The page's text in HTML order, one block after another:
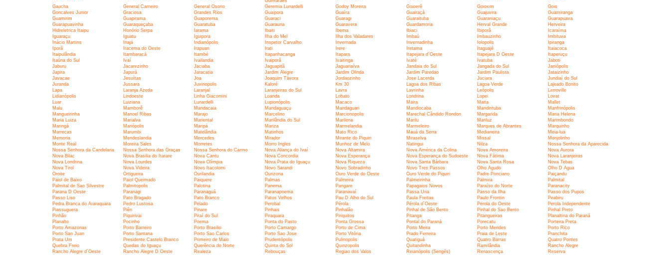
Gaucha
General Carneiro General Osorio Geremia Lunardelli Godoy Moreira Goioerê Goioxim
Gois
Goncalves Junior
Graciosa Grandes Rios Guaipora Guaíra Guairaçá Guajuvira
Guamiranga
Guamirim
Guapirama Guaporema Guaraci Guaragi Guaraituba Guaraniaçu
Guarapuava
Guarapuavinha
Guaraqueçaba Guaratuba Guarauna Guaravera Guardamoria Herval Grande
Herveira
Hidreletrica Itaipu
Honório Serpa Iarama Ibaiti Ibema Ibiaci Ibiporã
Icaraíma
Iguaraçu
Iguatu Iguipora Ilha do Mel Ilha dos Valadares Imbaú Imbauzinho
Imbituva
Inácio Martins
Inajá Indianópolis Inspetor Carvalho Invernada Invernadinha Iolopolis
Ipiranga
Iporã
Iracema do Oeste Irapuan Irati Irere Iretama Itaguajé
Itaiacoca
Itaipulândia
Itambaracá Itambé Itapanhacanga Itapara Itapejara d´Oeste Itapejara D Oeste
Itaperuçu
Itaúna do Sul
Ivaí Ivailandia Ivaiporã Ivaitinga Ivaté Ivatuba
Jaboti
Jaburu
Jacarezinho Jaciaba Jaguapitã Jaguariaíva Jandaia do Sul Jangada do Sul
Janiópolis
Japira
Japurá Jaracatia Jardim Alegre Jardim Olinda Jardim Paredao Jardim Paulista
Jataizinho
Javacae
Jesuítas Joa Joaquim Távora Jordaozinho Jose Lacerda Juciara
Jundiaí do Sul
Juranda
Jussara Juvinopolis Kaloré Km 30 Lagoa dos Ribas Lagoa Verde
Lajeado Bonito
Lapa
Laranja Azeda Laranjal Laranjeiras do Sul Lavra Lavrinha Leópolis
Lerroville
Lidianópolis
Lindoeste Linha Giacomini Loanda Lobato Londrina Lopei
Lovat
Luar
Luiziana Lunardelli Lupionópolis Macaco Maira Maita
Mallet
Malu
Mamborê Mandacaia Mandaguaçu Mandaguari Mandiocaba Mandirituba
Manfrinópolis
Mangueirinha
Manoel Ribas Marajo Marcelino Marcionopolis Marechal Cândido Rondon Margarida
Maria Helena
Maria Luiza
Marialva Mariental Marilândia do Sul Marilena Marilu Mariluz
Marimbondo
Maringá
Mariópolis Maripá Mariza Marmelandia Marmeleiro Marques de Abrantes
Marquinho
Marrecas
Marumbi Matelândia Matinhos Mato Rico Mauá da Serra Medianeira
Meia-lua
Memoria
Mendeslandia Mercedes Mirador Mirante do Piquiri Miraselva Missal
Monjolinho
Monte Real
Moreira Sales Morretes Morro Ingles Munhoz de Melo Natingui Nilza
Nossa Senhora da Aparecida
Nossa Senhora da Candelaria
Nossa Senhora das Graças Nossa Senhora do Carmo Nova Aliança do Ivaí Nova Altamira Nova América da Colina Nova Amoreira
Nova Aurora
Nova Bilac
Nova Brasilia do Itarare Nova Cantu Nova Concordia Nova Esperança Nova Esperança do Sudoeste Nova Fátima
Nova Laranjeiras
Nova Londrina
Nova Lourdes Nova Olímpia Nova Prata do Iguaçu Nova Riqueza Nova Santa Bárbara Nova Santa Rosa
Nova Tebas
Nova Tirol
Nova Videira Novo Itacolomi Novo Sarandi Novo Sobradinho Novo Tres Passos Olho Agudo
Olho D Agua
Oroite
Ortigueira Ourilandia Ourizona Ouro Verde do Oeste Ouro Verde do Piquiri Padre Ponciano
Paiçandu
Paiol de Baixo
Paiol Queimado Paiquere Palmas Palmeira Palmeirinha Palmira
Palmital
Palmital de Sao Silvestre
Palmitopolis Palotina Panema Pangare Papagaios Novos Paraíso do Norte
Paranacity
Parana D Oeste
Paranagi Paranaguá Paranapoema Paranavaí Passa Una Passo da Ilha
Passo dos Pupos
Passo Liso
Pato Bragado Pato Branco Patos Velhos Pau D Alho do Sul Paula Freitas Paulo Frontin
Peabiru
Pedra Branca do Araraquara
Pedro Lustosa Pelado Perobal Pérola Pérola d´Oeste Perola do Oeste
Perola Independente
Piassuguera
Piên Pinare Pinhais Pinhalão Pinhal de São Bento Pinhal do Sao Bento
Pinhal Preto
Pinhão
Piquirivai Piraí do Sul Piraquara Piriquitos Pitanga Pitangueiras
Planaltina do Paraná
Planalto
Pocinho Poema Ponta do Pasto Ponta Grossa Pontal do Paraná Porecatu
Porteira Preta
Porto Amazonas
Porto Barreiro Porto Brasilio Porto Camargo Porto de Cima Porto Meira Porto Mendes
Porto Rico
Porto San Juan
Porto Santana Porto Sao Carlos Porto Sao Jose Porto Vitória Prado Ferreira Praia de Leste
Pranchita
Prata Um
Presidente Castelo Branco Primeiro de Maio Prudentópolis Pulinopolis Quatiguá Quatro Barras
Quatro Pontes
Quebra Freio
Quedas do Iguaçu Querência do Norte Quinta do Sol Quinzopolis Quitandinha Ramilândia
Rancho Alegre
Rancho Alegre d´Oeste
Rancho Alegre D Oeste Realeza Rebouças Regiao dos Valos Reianópolis (Sengés) Renascença
Reserva